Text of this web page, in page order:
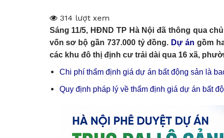
314 lượt xem
Sáng 11/5, HĐND TP Hà Nội đã thông qua
vốn sơ bộ gần 737.000 tỷ đồng. Dự án gồm
các khu đô thị định cư trải dài qua 16 xã,
Chi phí thẩm định giá dự án bất động sản là
Quy định pháp lý về thẩm định giá dự án bất